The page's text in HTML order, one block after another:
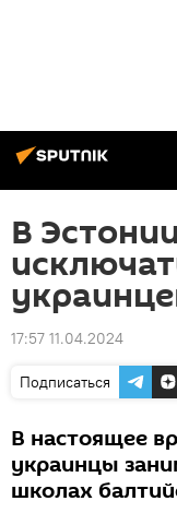
В
17:57 11.04.2024
Подписаться
В настоящее
украинцы
школах